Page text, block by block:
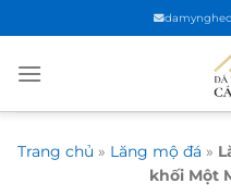
đến
nội
Trang chủ » Lăng mộ đá »
khối Một